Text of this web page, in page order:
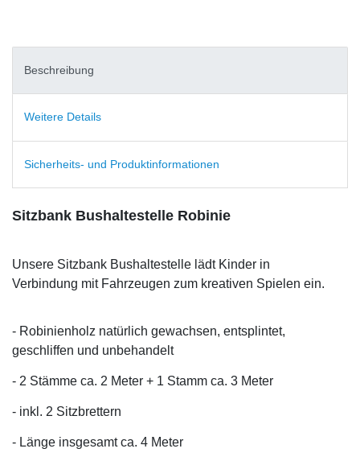
Beschreibung
Weitere Details
Sicherheits- und Produktinformationen
Sitzbank Bushaltestelle Robinie
Unsere Sitzbank Bushaltestelle lädt Kinder in
Verbindung mit Fahrzeugen zum kreativen Spielen ein.
- Robinienholz natürlich gewachsen, entsplintet,
geschliffen und unbehandelt
- 2 Stämme ca. 2 Meter + 1 Stamm ca. 3 Meter
- inkl. 2 Sitzbrettern
- Länge insgesamt ca. 4 Meter